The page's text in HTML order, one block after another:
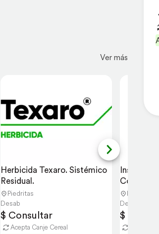
Ver más
Herbicida Texaro. Sistémico
Residual.
Piedritas
Desab
$ Consultar
Acepta Canje Cereal
Piedritas
Desab
$